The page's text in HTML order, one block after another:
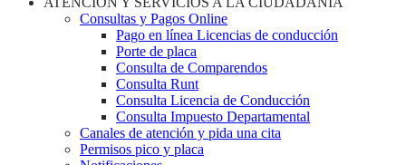
Consultas y Pagos Online
Pago en línea Licencias de conducción
Porte de placa
Consulta de Comparendos
Consulta Runt
Consulta Licencia de Conducción
Consulta Impuesto Departamental
Canales de atención y pida una cita
Permisos pico y placa